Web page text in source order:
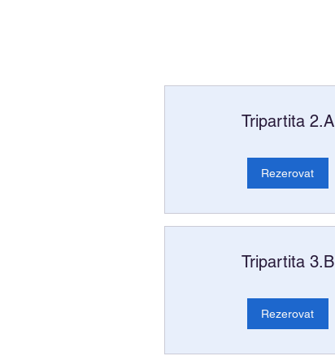
Tripartita 2.A
Rezerovat
Tripartita 3.B
Rezerovat